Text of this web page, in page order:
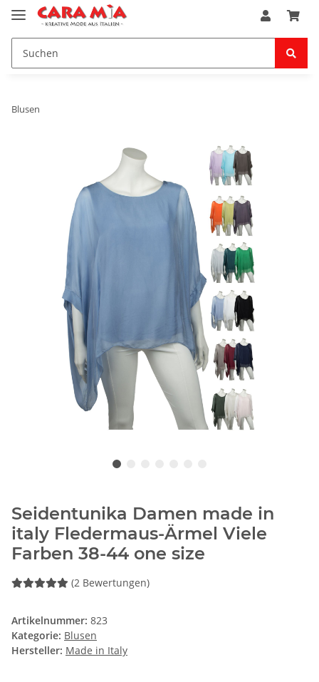
Blusen
Seidentunika Damen made in
italy Fledermaus-Ärmel Viele
Farben 38-44 one size
(2 Bewertungen)
Artikelnummer: 823
Kategorie: Blusen
Hersteller: Made in Italy